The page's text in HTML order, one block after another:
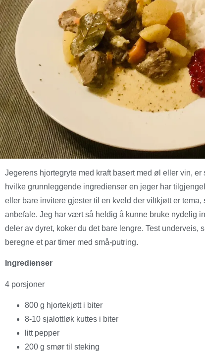
Jegerens hjortegryte med kraft basert med øl eller vin,
hvilke grunnleggende ingredienser en jeger har
eller bare invitere gjester til en kveld der viltkjøtt er
anbefale. Jeg har vært så heldig å kunne bruke nydelig
deler av dyret, koker du det bare lengre. Test underveis,
beregne et par timer med små-putring.
Ingredienser
4 porsjoner
800 g hjortekjøtt i biter
8-10 sjalottløk kuttes i biter
litt pepper
200 g smør til steking